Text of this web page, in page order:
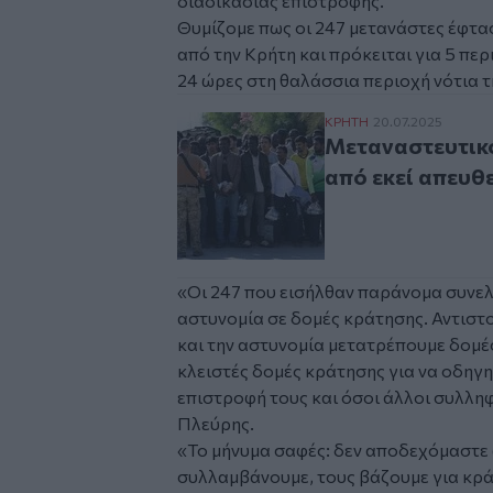
Θυμίζομε πως οι 247 μετανάστες
από την Κρήτη και πρόκειται για 5
24 ώρες στη θαλάσσια περιοχή νότια
Μεταναστευτικό:
ΚΡΗΤΗ 20.07.2025
από εκεί
«Οι 247 που εισήλθαν παράνομα
αστυνομία σε δομές κράτησης.
και την αστυνομία μετατρέπουμε
κλειστές δομές κράτησης για να
επιστροφή τους και όσοι άλλοι
Πλεύρης.
«Το μήνυμα σαφές: δεν αποδεχόμαστε
συλλαμβάνουμε, τους βάζουμε για